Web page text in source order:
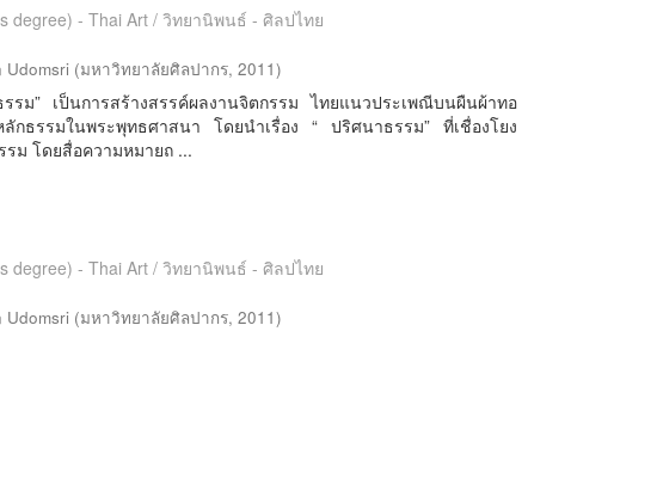
degree) - Thai Art / วิทยานิพนธ์ - ศิลปไทย
Udomsri (มหาวิทยาลัยศิลปากร,2011)
รม” เป็นการสร้างสรรค์ผลงานจิตกรรม ไทยแนวประเพณีบนผืนผ้าทอ
กธรรมในพระพุทธศาสนา โดยนำเรื่อง “ ปริศนาธรรม” ที่เชื่องโยง
ม โดยสื่อความหมายถ ...
degree) - Thai Art / วิทยานิพนธ์ - ศิลปไทย
Udomsri (มหาวิทยาลัยศิลปากร,2011)